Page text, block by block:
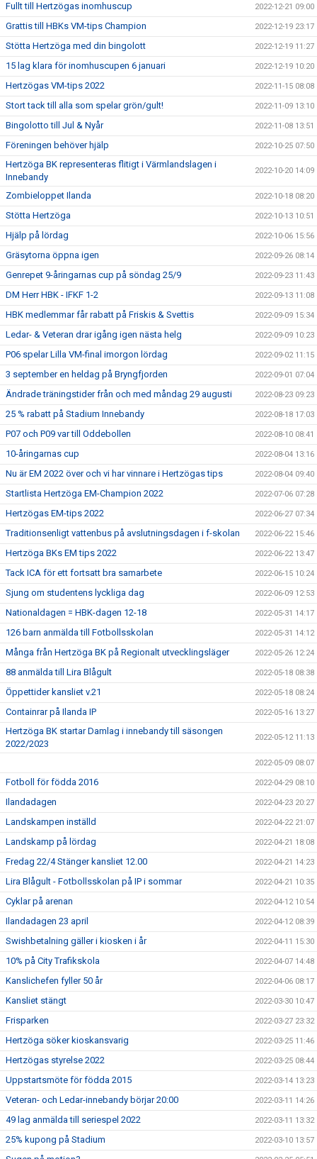
Fullt till Hertzögas inomhuscup 2022-12-21 09:00
Grattis till HBKs VM-tips Champion 2022-12-19 23:17
Stötta Hertzöga med din bingolott 2022-12-19 11:27
15 lag klara för inomhuscupen 6 januari 2022-12-19 10:20
Hertzögas VM-tips 2022 2022-11-15 08:08
Stort tack till alla som spelar grön/gult! 2022-11-09 13:10
Bingolotto till Jul & Nyår 2022-11-08 13:51
Föreningen behöver hjälp 2022-10-25 07:50
Hertzöga BK representeras flitigt i Värmlandslagen i
Innebandy
2022-10-20 14:09
Zombieloppet Ilanda 2022-10-18 08:20
Stötta Hertzöga 2022-10-13 10:51
Hjälp på lördag 2022-10-06 15:56
Gräsytorna öppna igen 2022-09-26 08:14
Genrepet 9-åringarnas cup på söndag 25/9 2022-09-23 11:43
DM Herr HBK - IFKF 1-2 2022-09-13 11:08
HBK medlemmar får rabatt på Friskis & Svettis 2022-09-09 15:34
Ledar- & Veteran drar igång igen nästa helg 2022-09-09 10:23
P06 spelar Lilla VM-final imorgon lördag 2022-09-02 11:15
3 september en heldag på Bryngfjorden 2022-09-01 07:04
Ändrade träningstider från och med måndag 29 augusti 2022-08-23 09:23
25 % rabatt på Stadium Innebandy 2022-08-18 17:03
P07 och P09 var till Oddebollen 2022-08-10 08:41
10-åringarnas cup 2022-08-04 13:16
Nu är EM 2022 över och vi har vinnare i Hertzögas tips 2022-08-04 09:40
Startlista Hertzöga EM-Champion 2022 2022-07-06 07:28
Hertzögas EM-tips 2022 2022-06-27 07:34
Traditionsenligt vattenbus på avslutningsdagen i f-skolan 2022-06-22 15:46
Hertzöga BKs EM tips 2022 2022-06-22 13:47
Tack ICA för ett fortsatt bra samarbete 2022-06-15 10:24
Sjung om studentens lyckliga dag 2022-06-09 12:53
Nationaldagen = HBK-dagen 12-18 2022-05-31 14:17
126 barn anmälda till Fotbollsskolan 2022-05-31 14:12
Många från Hertzöga BK på Regionalt utvecklingsläger 2022-05-26 12:24
88 anmälda till Lira Blågult 2022-05-18 08:38
Öppettider kansliet v.21 2022-05-18 08:24
Containrar på Ilanda IP 2022-05-16 13:27
Hertzöga BK startar Damlag i innebandy till säsongen
2022/2023
2022-05-12 11:13
2022-05-09 08:07
Fotboll för födda 2016 2022-04-29 08:10
Ilandadagen 2022-04-23 20:27
Landskampen inställd 2022-04-22 21:07
Landskamp på lördag 2022-04-21 18:08
Fredag 22/4 Stänger kansliet 12.00 2022-04-21 14:23
Lira Blågult - Fotbollsskolan på IP i sommar 2022-04-21 10:35
Cyklar på arenan 2022-04-12 10:54
Ilandadagen 23 april 2022-04-12 08:39
Swishbetalning gäller i kiosken i år 2022-04-11 15:30
10% på City Trafikskola 2022-04-07 14:48
Kanslichefen fyller 50 år 2022-04-06 08:17
Kansliet stängt 2022-03-30 10:47
Frisparken 2022-03-27 23:32
Hertzöga söker kioskansvarig 2022-03-25 11:46
Hertzögas styrelse 2022 2022-03-25 08:44
Uppstartsmöte för födda 2015 2022-03-14 13:23
Veteran- och Ledar-innebandy börjar 20:00 2022-03-11 14:26
49 lag anmälda till seriespel 2022 2022-03-11 13:32
25% kupong på Stadium 2022-03-10 13:57